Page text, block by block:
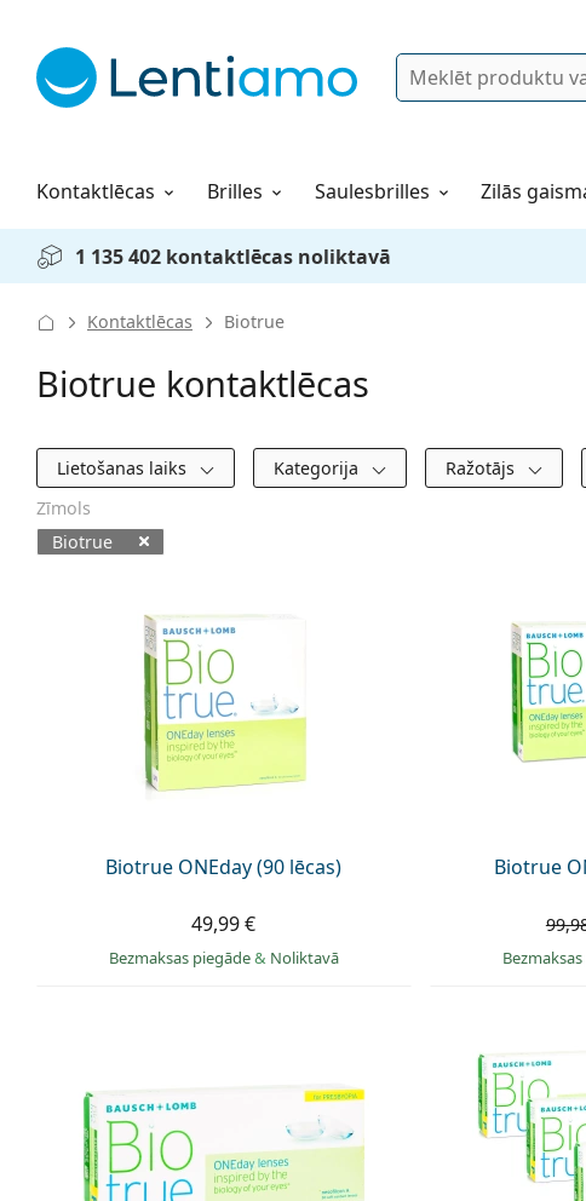
Meklēt
Kontaktlēcas
Lēcu šķidrumi Brilles Saulesbrilles Zilās
Viss par iepirkšanos pie mums
1 135 402 kontaktlēcas noliktavā
Kontaktlēcas Biotrue
Biotrue kontaktlēcas
Filtri
Lietošanas laiks Kategorija Ražotājs
Zīmols
Biotrue
Biotrue ONEday (90 lēcas)
49,99 €
Bezmaksas piegāde& Noliktavā
Biotrue